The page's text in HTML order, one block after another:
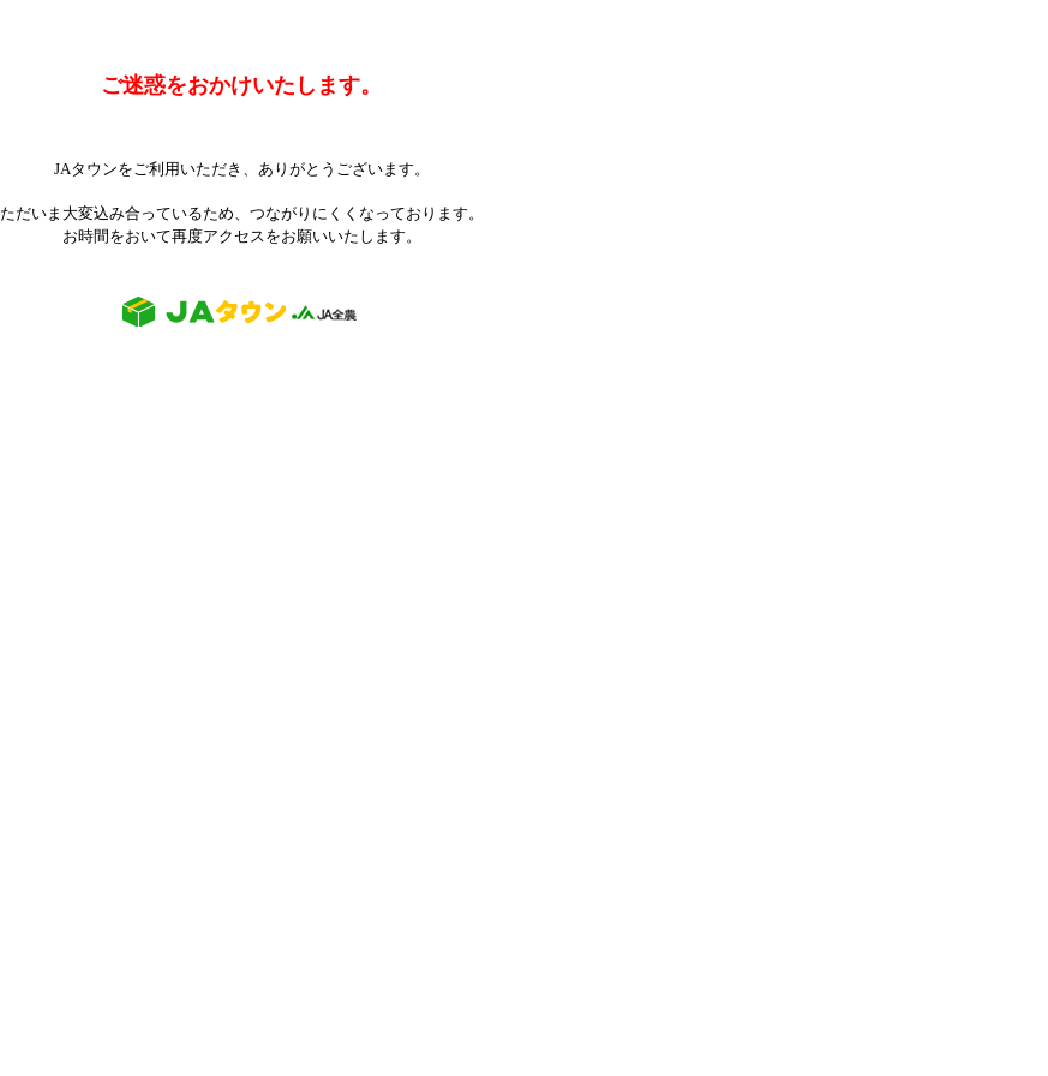
ご迷惑をおかけいたします。
JAタウンをご利用いただき、ありがとうございます。
ただいま大変込み合っているため、つながりにくくなっております。
お時間をおいて再度アクセスをお願いいたします。